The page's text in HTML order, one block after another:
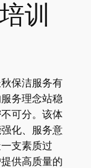
训
保洁服务有
务理念站稳
可分。该体
化、服务意
支素质过
供高质量的